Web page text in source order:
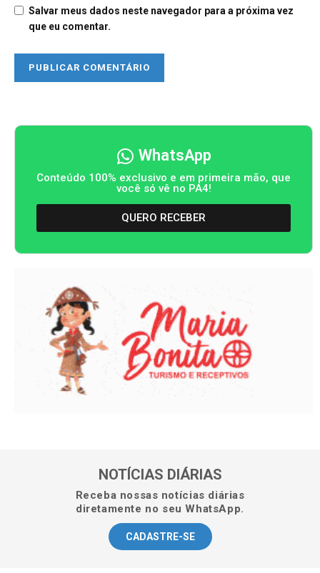
Salvar meus dados neste navegador para a próxima vez
que eu comentar.
WhatsApp
Conteúdo 100% exclusivo e em primeira mão, que
você só vê no PA4!
QUERO RECEBER
NOTÍCIAS DIÁRIAS
Receba nossas notícias diárias
diretamente no seu WhatsApp.
CADASTRE-SE